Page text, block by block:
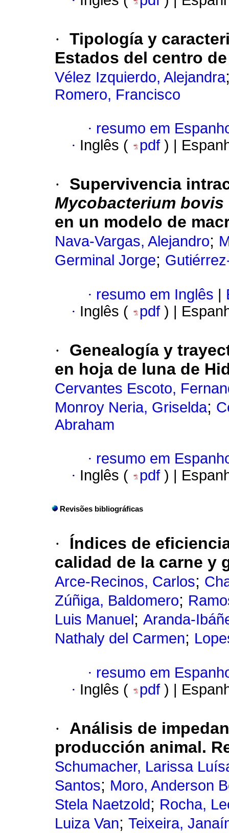
· Tipología y
Estados del centro
Vélez Izquierdo, Alejandra
Romero, Francisco
· resumo em
· Inglês ( pdf ) |
·
Supervivencia
Mycobacterium bovis
en un modelo de
Nava-Vargas, Alejandro;
Germinal Jorge;
· resumo em Inglês
· Inglês ( pdf ) |
·
Genealogía y
en hoja de luna de
Cervantes Escoto,
Monroy Neria, Griselda;
Abraham
· resumo em
· Inglês ( pdf ) |
Revisões bibliográficas
·
Índices de
calidad de la carne y
Arce-Recinos, Carlos;
Zúñiga, Baldomero;
Luis Manuel ; Aranda-
Nathaly del Carmen;
· resumo em
· Inglês ( pdf ) |
·
Análisis de
producción animal.
Schumacher, Larissa
Santos; Moro, Anderson
Stela Naetzold ; Rocha,
Luiza Van; Teixeira,